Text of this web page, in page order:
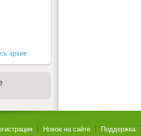
архив
Новое на сайте Поддержка